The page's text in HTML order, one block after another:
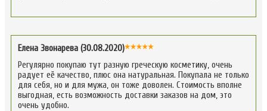
Елена Звонарева (30.08.2020)
Регулярно покупаю тут разную греческую косметику, очень
радует её качество, плюс она натуральная. Покупала не только
для себя, но и для мужа, он тоже доволен. Стоимость вполне
выгодная, есть возможность доставки заказов на дом, это
очень удобно.